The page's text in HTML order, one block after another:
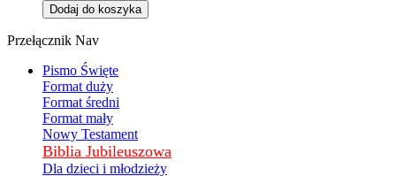
Dodaj do koszyka
Przełącznik Nav
Pismo Święte
Format duży
Format średni
Format mały
Nowy Testament
Biblia Jubileuszowa
Dla dzieci i młodzieży